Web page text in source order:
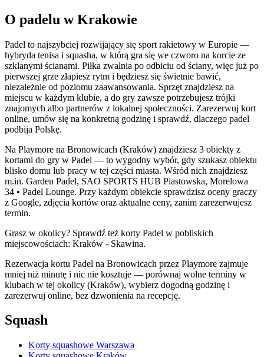
O padelu w Krakowie
Padel to najszybciej rozwijający się sport rakietowy w Europie —
hybryda tenisa i squasha, w którą gra się we czworo na korcie ze
szklanymi ścianami. Piłka zwalnia po odbiciu od ściany, więc już po
pierwszej grze złapiesz rytm i będziesz się świetnie bawić,
niezależnie od poziomu zaawansowania. Sprzęt znajdziesz na
miejscu w każdym klubie, a do gry zawsze potrzebujesz trójki
znajomych albo partnerów z lokalnej społeczności. Zarezerwuj kort
online, umów się na konkretną godzinę i sprawdź, dlaczego padel
podbija Polskę.
Na Playmore na Bronowicach (Kraków) znajdziesz 3 obiekty z
kortami do gry w Padel — to wygodny wybór, gdy szukasz obiektu
blisko domu lub pracy w tej części miasta. Wśród nich znajdziesz
m.in. Garden Padel, SAO SPORTS HUB Piastowska, Morelowa
34 • Padel Lounge. Przy każdym obiekcie sprawdzisz oceny graczy
z Google, zdjęcia kortów oraz aktualne ceny, zanim zarezerwujesz
termin.
Grasz w okolicy? Sprawdź też korty Padel w pobliskich
miejscowościach: Kraków - Skawina.
Rezerwacja kortu Padel na Bronowicach przez Playmore zajmuje
mniej niż minutę i nic nie kosztuje — porównaj wolne terminy w
klubach w tej okolicy (Kraków), wybierz dogodną godzinę i
zarezerwuj online, bez dzwonienia na recepcję.
Squash
Korty squashowe Warszawa